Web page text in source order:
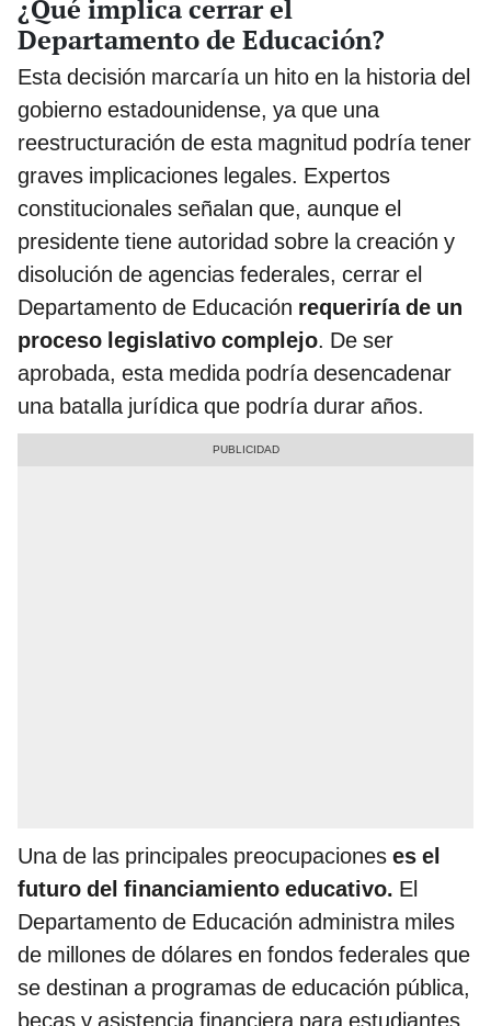
¿Qué implica cerrar el
Departamento de Educación?
Esta decisión marcaría un hito en la historia del
gobierno estadounidense, ya que una
reestructuración de esta magnitud podría tener
graves implicaciones legales. Expertos
constitucionales señalan que, aunque el
presidente tiene autoridad sobre la creación y
disolución de agencias federales, cerrar el
Departamento de Educación requeriría de un
proceso legislativo complejo. De ser
aprobada, esta medida podría desencadenar
una batalla jurídica que podría durar años.
Una de las principales preocupaciones es el
futuro del financiamiento educativo. El
Departamento de Educación administra miles
de millones de dólares en fondos federales que
se destinan a programas de educación pública,
becas y asistencia financiera para estudiantes.